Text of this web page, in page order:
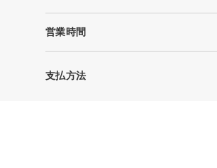
営業時間
支払方法